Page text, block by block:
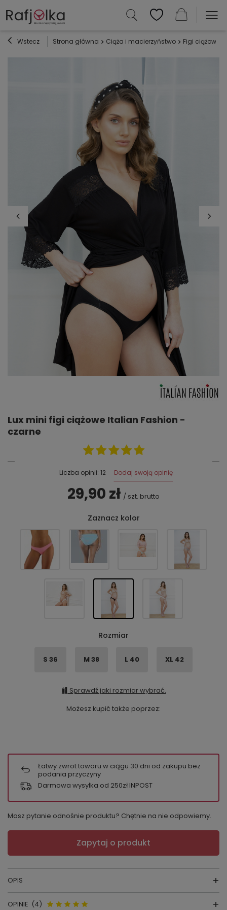
Wstecz Strona główna Ciąża i macierzyństwo Figi ciążowe
Lux mini figi ciążowe Italian Fashion -
czarne
Liczba opinii: 12 Dodaj swoją opinię
29,90 zł / szt. brutto
Zaznacz kolor
Rozmiar
S 36 M 38 L 40 XL 42
Sprawdź jaki rozmiar wybrać.
Możesz kupić także poprzez:
Łatwy zwrot towaru w ciągu 30 dni od zakupu bez
podania przyczyny
Darmowa wysyłka od 250zł INPOST
Masz pytanie odnośnie produktu? Chętnie na nie odpowiemy.
Zapytaj o produkt
OPIS
OPINIE (4)